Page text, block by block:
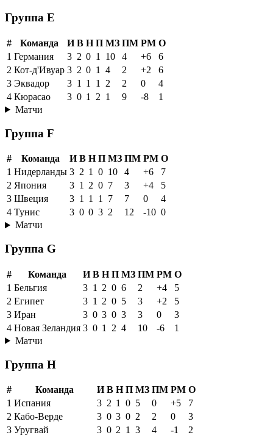
Группа E
# Команда И В Н П МЗ ПМ РМ О
1 Германия 3 2 0 1 10 4 +6
6
2 Кот-д'Ивуар 3 2 0 1 4 2 +2
6
3 Эквадор 3 1 1 1 2 2 0
4
4 Кюрасао 3 0 1 2 1 9 -8
1
Матчи
Группа F
# Команда И В Н П МЗ ПМ РМ О
1 Нидерланды 3 2 1 0 10 4 +6
7
2 Япония 3 1 2 0 7 3 +4
5
3 Швеция 3 1 1 1 7 7 0
4
4 Тунис 3 0 0 3 2 12 -10 0
Матчи
Группа G
# Команда И В Н П МЗ ПМ РМ О
1 Бельгия 3 1 2 0 6 2 +4
5
2 Египет 3 1 2 0 5 3 +2
5
3 Иран 3 0 3 0 3 3 0
3
4 Новая Зеландия 3 0 1 2 4 10 -6
1
Матчи
Группа H
# Команда И В Н П МЗ ПМ РМ О
1 Испания 3 2 1 0 5 0 +5
7
2 Кабо-Верде 3 0 3 0 2 2 0
3
3 Уругвай 3 0 2 1 3 4 -1
2